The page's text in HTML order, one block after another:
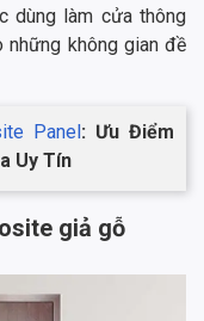
dùng làm cửa thông
những không gian đề
Panel: Ưu Điểm
Uy Tín
giả gỗ